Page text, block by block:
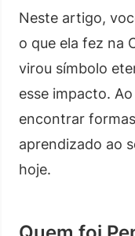
Neste artigo,
o que ela fez na
virou símbolo
esse impacto.
encontrar
aprendizado ao
hoje.